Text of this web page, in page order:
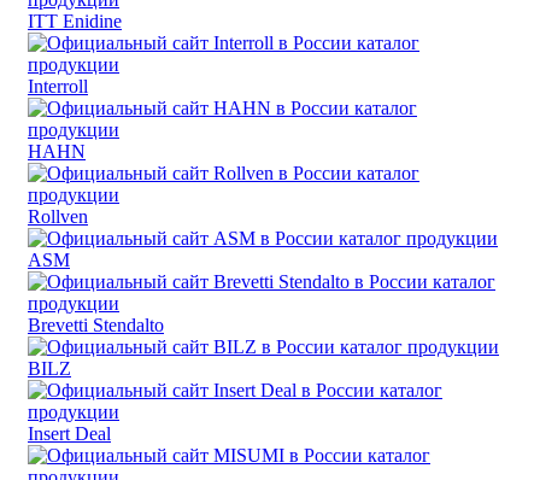
ITT Enidine
Interroll
HAHN
Rollven
ASM
Brevetti Stendalto
BILZ
Insert Deal